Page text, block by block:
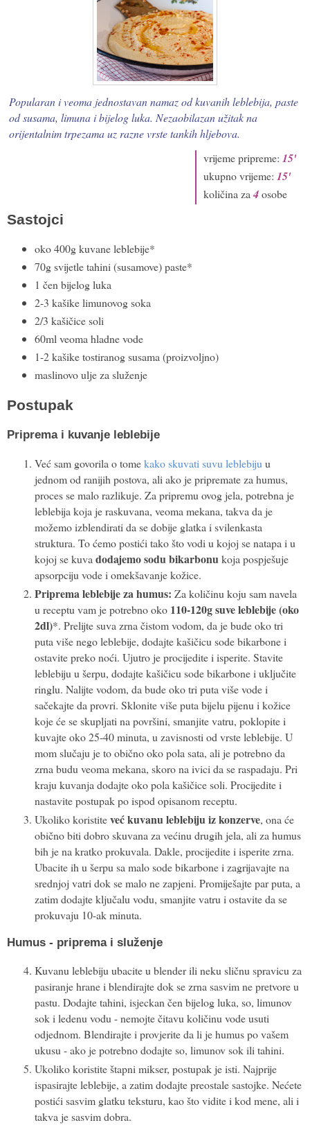
Popularan i veoma jednostavan namaz od kuvanih leblebija, paste
od susama, limuna i bijelog luka. Nezaobilazan užitak na
orijentalnim trpezama uz razne vrste tankih hljebova.
vrijeme pripreme: 15'
ukupno vrijeme: 15'
količina za 4osobe
Sastojci
oko 400g kuvane leblebije*
70g svijetle tahini (susamove) paste*
1 čen bijelog luka
2-3 kašike limunovog soka
2/3 kašičice soli
60ml veoma hladne vode
1-2 kašike tostiranog susama (proizvoljno)
maslinovo ulje za služenje
Postupak
Priprema i kuvanje leblebije
Već sam govorila o tomekako skuvati suvu leblebiju u
jednom od ranijih postova, ali ako je pripremate za humus,
proces se malo razlikuje. Za pripremu ovog jela, potrebna je
leblebija koja je raskuvana, veoma mekana, takva da je
možemo izblendirati da se dobije glatka i svilenkasta
struktura. To ćemo postići tako što vodi u kojoj se natapa i u
kojoj se kuva dodajemo sodu bikarbonukoja pospješuje
apsorpciju vode i omekšavanje kožice.
Priprema leblebije za humus: Za količinu koju sam navela
u receptu vam je potrebno oko 110-120g suve leblebije (oko
2dl)*. Prelijte suva zrna čistom vodom, da je bude oko tri
puta više nego leblebije, dodajte kašičicu sode bikarbone i
ostavite preko noći. Ujutro je procijedite i isperite. Stavite
leblebiju u šerpu, dodajte kašičicu sode bikarbone i uključite
ringlu. Nalijte vodom, da bude oko tri puta više vode i
sačekajte da provri. Sklonite više puta bijelu pijenu i kožice
koje će se skupljati na površini, smanjite vatru, poklopite i
kuvajte oko 25-40 minuta, u zavisnosti od vrste leblebije. U
mom slučaju je to obično oko pola sata, ali je potrebno da
zrna budu veoma mekana, skoro na ivici da se raspadaju. Pri
kraju kuvanja dodajte oko pola kašičice soli. Procijedite i
nastavite postupak po ispod opisanom receptu.
Ukoliko koristiteveć kuvanu leblebiju iz konzerve, ona će
obično biti dobro skuvana za većinu drugih jela, ali za humus
bih je na kratko prokuvala. Dakle, procijedite i isperite zrna.
Ubacite ih u šerpu sa malo sode bikarbone i zagrijavajte na
srednjoj vatri dok se malo ne zapjeni. Promiješajte par puta, a
zatim dodajte ključalu vodu, smanjite vatru i ostavite da se
prokuvaju 10-ak minuta.
Humus - priprema i služenje
Kuvanu leblebiju ubacite u blender ili neku sličnu spravicu za
pasiranje hrane i blendirajte dok se zrna sasvim ne pretvore u
pastu. Dodajte tahini, isjeckan čen bijelog luka, so, limunov
sok i ledenu vodu - nemojte čitavu količinu vode usuti
odjednom. Blendirajte i provjerite da li je humus po vašem
ukusu - ako je potrebno dodajte so, limunov sok ili tahini.
Ukoliko koristite štapni mikser, postupak je isti. Najprije
ispasirajte leblebije, a zatim dodajte preostale sastojke. Nećete
postići sasvim glatku teksturu, kao što vidite i kod mene, ali i
takva je sasvim dobra.